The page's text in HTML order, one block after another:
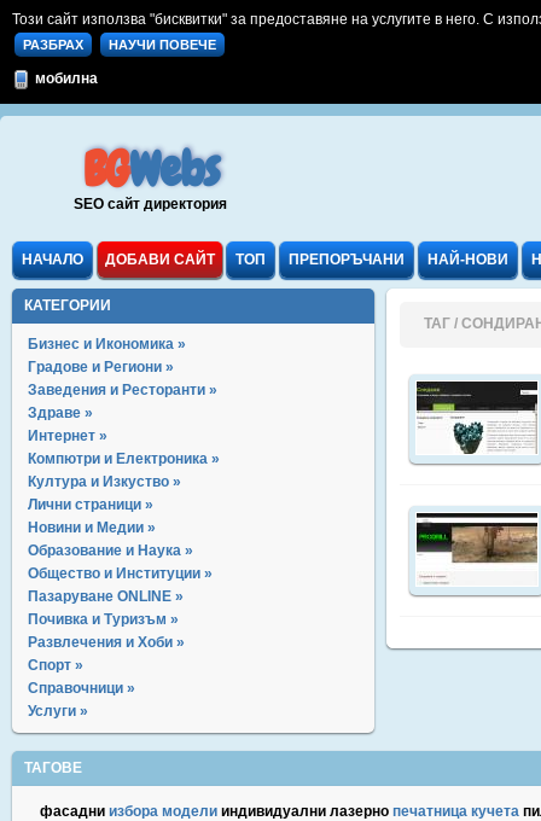
Този сайт използва "бисквитки" за предоставяне на услугите в него. С
РАЗБРАХ НАУЧИ ПОВЕЧЕ
мобилна
BGWebs
SEO сайт директория
НАЧАЛО ДОБАВИ САЙТ ТОП ПРЕПОРЪЧАНИ НАЙ-НОВИ
КАТЕГОРИИ
Бизнес и Икономика »
Градове и Региони »
Заведения и Ресторанти »
Здраве »
Интернет »
Компютри и Електроника »
Култура и Изкуство »
Лични страници »
Новини и Медии »
Образование и Наука »
Общество и Институции »
Пазаруване ONLINE »
Почивка и Туризъм »
Развлечения и Хоби »
Спорт »
Справочници »
Услуги »
ТАГ /
ТАГОВЕ
фасадни избора модели индивидуални лазерно печатница кучета